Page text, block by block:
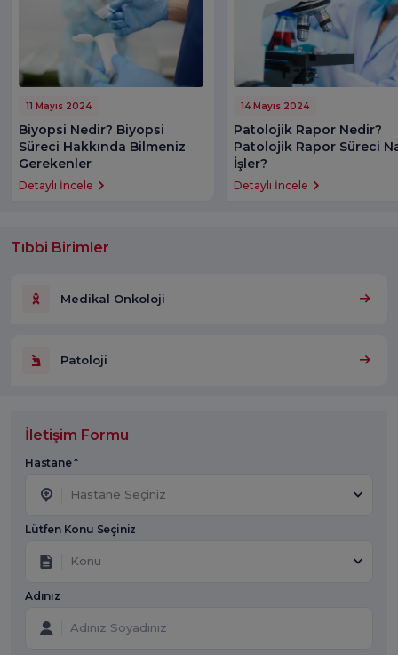
11 Mayıs 2024
Biyopsi Nedir? Biyopsi
Süreci Hakkında Bilmeniz
Gerekenler
Detaylı İncele
14 Mayıs 2024
Patolojik Rapor Nedir?
Patolojik Rapor Süreci
İşler?
Detaylı İncele
Tıbbi Birimler
Medikal Onkoloji
Patoloji
İletişim Formu
Hastane *
Hastane Seçiniz
Lütfen Konu Seçiniz
Konu
Adınız